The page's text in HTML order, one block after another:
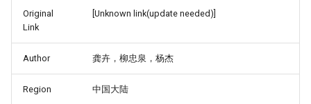
Original
Link
[Unknown link(update needed)]
Author 龚卉，柳忠泉，杨杰
Region 中国大陆